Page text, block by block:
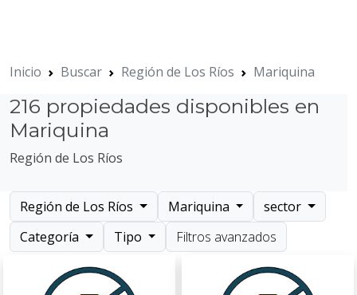
Inicio Buscar Región de Los Ríos Mariquina
216 propiedades disponibles en
Mariquina
Región de Los Ríos
Región de Los Ríos Mariquina
sector
Categoría
Tipo Filtros avanzados